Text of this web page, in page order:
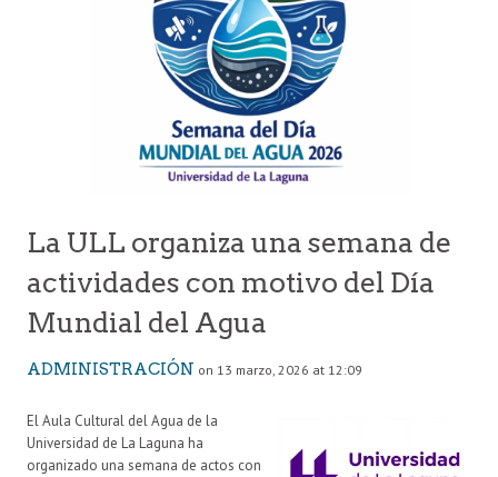
La ULL organiza una semana de
actividades con motivo del Día
Mundial del Agua
ADMINISTRACIÓN on 13 marzo, 2026 at 12:09
El Aula Cultural del Agua de la
Universidad de La Laguna ha
organizado una semana de actos con